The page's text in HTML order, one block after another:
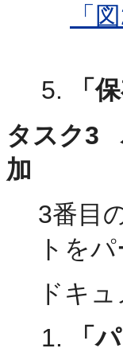
「
「
タスク3
加
3番目
トを
ドキ
「